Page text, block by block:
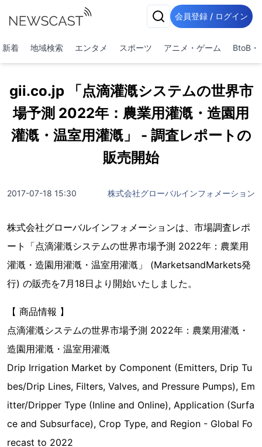
会員登録 / ログイン
新着 地域検索 エンタメ スポーツ アニメ・ゲーム BtoB・
gii.co.jp 「点滴灌漑システムの世界市
場予測 2022年：農業用灌漑・造園用
灌漑・温室用灌漑」 - 調査レポートの
販売開始
2017-07-18 15:30 株式会社グローバルインフォメーション
株式会社グローバルインフォメーションは、市場調査レポ
ート「点滴灌漑システムの世界市場予測 2022年：農業用
灌漑・造園用灌漑・温室用灌漑」 (MarketsandMarkets発
行) の販売を7月18日より開始いたしました。
【 商品情報 】
点滴灌漑システムの世界市場予測 2022年：農業用灌漑・
造園用灌漑・温室用灌漑
Drip Irrigation Market by Component (Emitters, Drip Tu
bes/Drip Lines, Filters, Valves, and Pressure Pumps), Em
itter/Dripper Type (Inline and Online), Application (Surfa
ce and Subsurface), Crop Type, and Region - Global Fo
recast to 2022